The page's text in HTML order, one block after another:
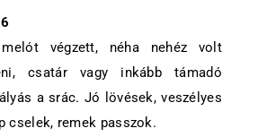
végzett, néha nehéz volt
csatár vagy inkább támadó
a srác. Jó lövések, veszélyes
cselek, remek passzok.